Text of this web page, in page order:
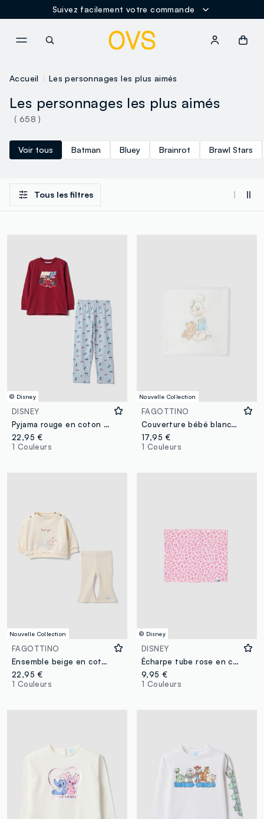
Suivez facilement votre commande
Accueil Les personnages les plus aimés
Les personnages les plus aimés
( 658 )
Voir tous Batman Bluey Brainrot Brawl Stars
Tous les filtres
© Disney
DISNEY
Pyjama rouge en coton bio avec imprimé Mickey Mouse pour garçon
22,95 €
1 Couleurs
Nouvelle Collection
FAGOTTINO
Couverture bébé blanche avec imprimé Mickey & Friends
17,95 €
1 Couleurs
Nouvelle Collection
FAGOTTINO
Ensemble beige en coton bio avec imprimé Lilo & Stitch pour bébé fille
22,95 €
1 Couleurs
© Disney
DISNEY
Écharpe tube rose en coton stretch à motif Lilo & Stitch pour fille
9,95 €
1 Couleurs